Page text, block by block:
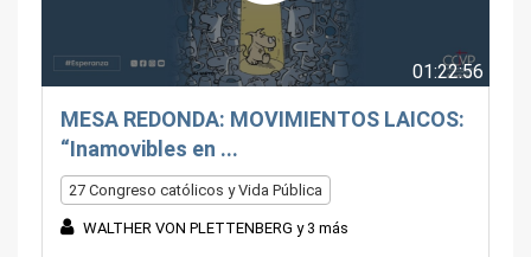
01:22:56
MESA REDONDA: MOVIMIENTOS LAICOS:
“Inamovibles en ...
27 Congreso católicos y Vida Pública
WALTHER VON PLETTENBERG y 3 más